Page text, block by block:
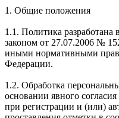
1. Общие положения
1.1. Политика разработана
законом от 27.07.2006 №
иными нормативными
Федерации.
1.2. Обработка
основании явного
при регистрации и (или)